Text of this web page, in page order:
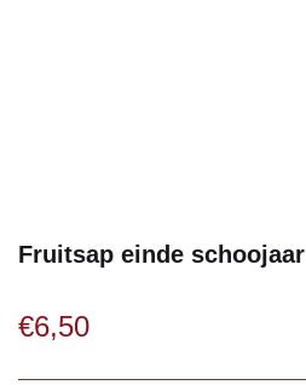
Fruitsap einde schoojaar
€6,50